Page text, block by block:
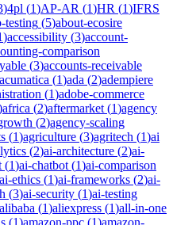
)4pl (1)AP-AR (1)HR (1)IFRS
testing (5)about-ecosire
)accessibility (3)account-
comparison
(3)accounts-receivable
acumatica (1)ada (2)adempiere
(1)adobe-commerce
africa (2)aftermarket (1)agency
(2)agency-scaling
(1)agriculture (3)agritech (1)ai
(2)ai-architecture (2)ai-
(1)ai-chatbot (1)ai-comparison
ai-ethics (1)ai-frameworks (2)ai-
(3)ai-security (1)ai-testing
alibaba (1)aliexpress (1)all-in-one
(1)amazon-ppc (1)amazon-